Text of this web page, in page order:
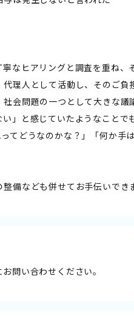
なヒアリングと調査を重ね、
理人として活動し、そのご負
会問題の一つとして大きな議
」と感じていたようなことで
てどうなのかな？」「何か手
備なども併せてお手伝いでき
問い合わせください。